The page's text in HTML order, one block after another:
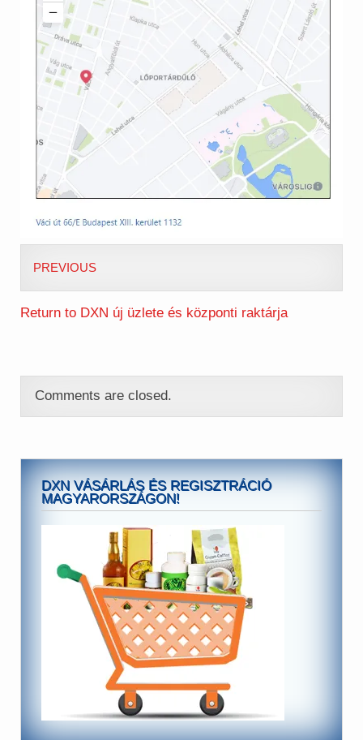
PREVIOUS
Return to DXN új üzlete és központi raktárja
Comments are closed.
DXN VÁSÁRLÁS ÉS REGISZTRÁCIÓ
MAGYARORSZÁGON!